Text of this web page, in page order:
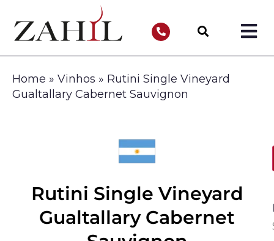
Home » Vinhos » Rutini Single Vineyard
Gualtallary Cabernet Sauvignon
Rutini Single Vineyard
Gualtallary Cabernet